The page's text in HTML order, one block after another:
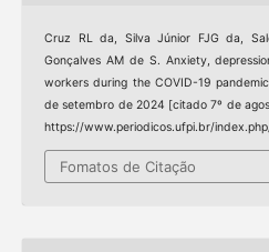
Cruz RL da, Silva Júnior FJG da,
Gonçalves AM de S. Anxiety,
workers during the COVID-19
de setembro de 2024 [citado 7º de
https://www.periodicos.ufpi.br/
Fomatos de Citação